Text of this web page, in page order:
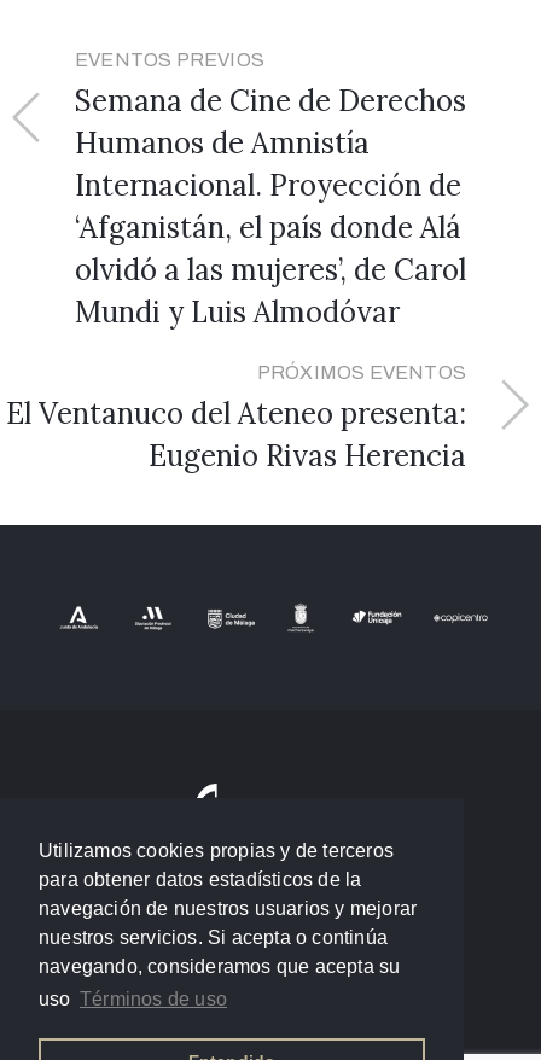
Utilizamos cookies propias y de terceros
para obtener datos estadísticos de la
navegación de nuestros usuarios y mejorar
nuestros servicios. Si acepta o continúa
navegando, consideramos que acepta su
uso Términos de uso
EVENTOS PREVIOS
Semana de Cine de Derechos
Humanos de Amnistía
Internacional. Proyección de
‘Afganistán, el país donde Alá
olvidó a las mujeres’, de Carol
Mundi y Luis Almodóvar
PRÓXIMOS EVENTOS
El Ventanuco del Ateneo presenta:
Eugenio Rivas Herencia